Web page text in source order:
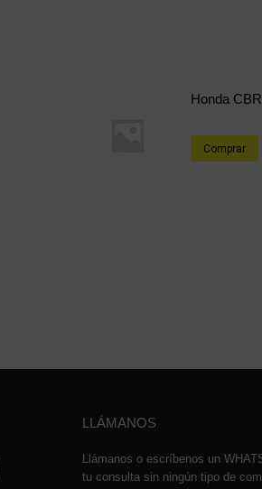
Honda
Comprar
LLÁMANOS
Llámanos o escríbenos un
tu consulta sin ningún tipo de